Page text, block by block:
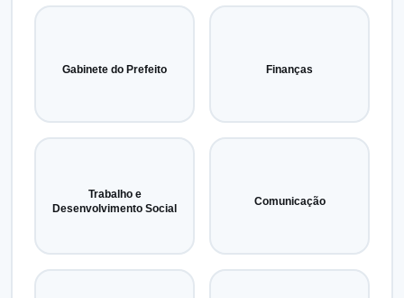
Gabinete do Prefeito Finanças
Trabalho e
Desenvolvimento Social
Comunicação